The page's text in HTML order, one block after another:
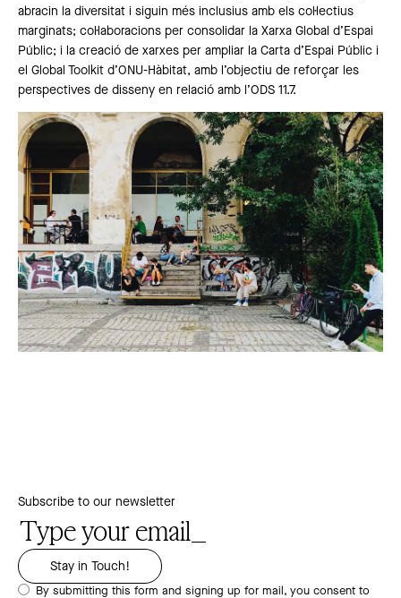
abracin la diversitat i siguin més inclusius amb els col·lectius
marginats; col·laboracions per consolidar la Xarxa Global d’Espai
Públic; i la creació de xarxes per ampliar la Carta d’Espai Públic i
el Global Toolkit d’ONU-Hàbitat, amb l’objectiu de reforçar les
perspectives de disseny en relació amb l’ODS 11.7.
Subscribe to our newsletter
By submitting this form and signing up for mail, you consent to